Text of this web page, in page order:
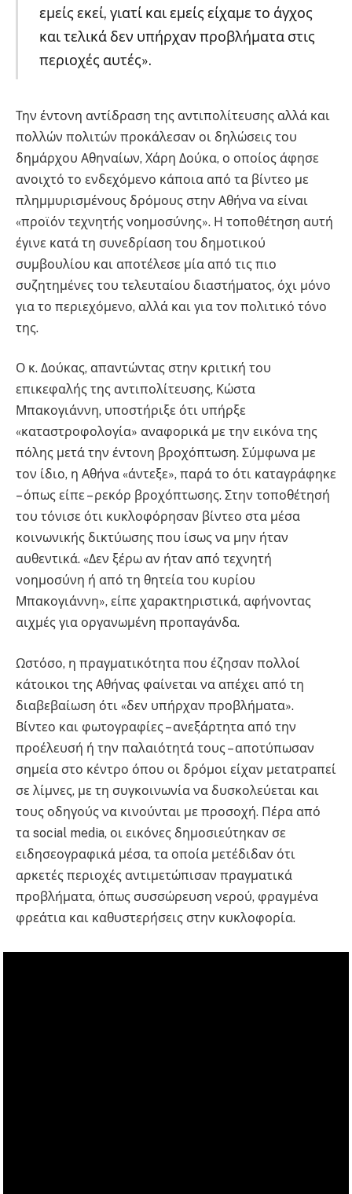
εμείς εκεί, γιατί και εμείς είχαμε το άγχος
και τελικά δεν υπήρχαν προβλήματα στις
περιοχές αυτές».
Την έντονη αντίδραση της αντιπολίτευσης αλλά και
πολλών πολιτών προκάλεσαν οι δηλώσεις του
δημάρχου Αθηναίων, Χάρη Δούκα, ο οποίος άφησε
ανοιχτό το ενδεχόμενο κάποια από τα βίντεο με
πλημμυρισμένους δρόμους στην Αθήνα να είναι
«προϊόν τεχνητής νοημοσύνης». Η τοποθέτηση αυτή
έγινε κατά τη συνεδρίαση του δημοτικού
συμβουλίου και αποτέλεσε μία από τις πιο
συζητημένες του τελευταίου διαστήματος, όχι μόνο
για το περιεχόμενο, αλλά και για τον πολιτικό τόνο
της.
Ο κ. Δούκας, απαντώντας στην κριτική του
επικεφαλής της αντιπολίτευσης, Κώστα
Μπακογιάννη, υποστήριξε ότι υπήρξε
«καταστροφολογία» αναφορικά με την εικόνα της
πόλης μετά την έντονη βροχόπτωση. Σύμφωνα με
τον ίδιο, η Αθήνα «άντεξε», παρά το ότι καταγράφηκε
– όπως είπε – ρεκόρ βροχόπτωσης. Στην τοποθέτησή
του τόνισε ότι κυκλοφόρησαν βίντεο στα μέσα
κοινωνικής δικτύωσης που ίσως να μην ήταν
αυθεντικά. «Δεν ξέρω αν ήταν από τεχνητή
νοημοσύνη ή από τη θητεία του κυρίου
Μπακογιάννη», είπε χαρακτηριστικά, αφήνοντας
αιχμές για οργανωμένη προπαγάνδα.
Ωστόσο, η πραγματικότητα που έζησαν πολλοί
κάτοικοι της Αθήνας φαίνεται να απέχει από τη
διαβεβαίωση ότι «δεν υπήρχαν προβλήματα».
Βίντεο και φωτογραφίες – ανεξάρτητα από την
προέλευσή ή την παλαιότητά τους – αποτύπωσαν
σημεία στο κέντρο όπου οι δρόμοι είχαν μετατραπεί
σε λίμνες, με τη συγκοινωνία να δυσκολεύεται και
τους οδηγούς να κινούνται με προσοχή. Πέρα από
τα social media, οι εικόνες δημοσιεύτηκαν σε
ειδησεογραφικά μέσα, τα οποία μετέδιδαν ότι
αρκετές περιοχές αντιμετώπισαν πραγματικά
προβλήματα, όπως συσσώρευση νερού, φραγμένα
φρεάτια και καθυστερήσεις στην κυκλοφορία.